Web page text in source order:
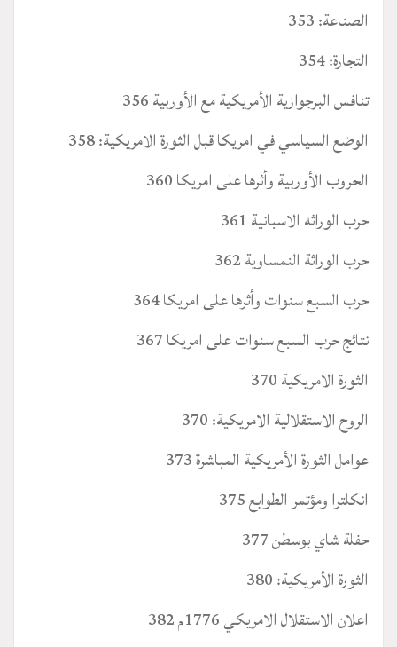
الصناعة: 353
التجارة: 354
تنافس البرجوازية الأمريكية مع الأوربية 356
الوضع السياسي في امريكا قبل الثورة الامريكية: 358
الحروب الأوربية وأثرها على امريكا 360
حرب الوراثه الاسبانية 361
حرب الوراثة النمساوية 362
حرب السبع سنوات وأثرها على امريكا 364
نتائج حرب السبع سنوات على امريكا 367
الثورة الامريكية 370
الروح الاستقلالية الامريكية: 370
عوامل الثورة الأمريكية المباشرة 373
انكلترا ومؤتمر الطوابع 375
حفلة شاي بوسطن 377
الثورة الأمريكية: 380
اعلان الاستقلال الامريكي 1776م 382